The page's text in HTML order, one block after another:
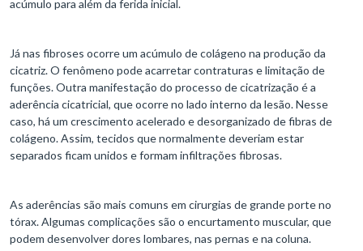
acúmulo para além da ferida inicial.
Já nas fibroses ocorre um acúmulo de colágeno na produção da
cicatriz. O fenômeno pode acarretar contraturas e limitação de
funções. Outra manifestação do processo de cicatrização é a
aderência cicatricial, que ocorre no lado interno da lesão. Nesse
caso, há um crescimento acelerado e desorganizado de fibras de
colágeno. Assim, tecidos que normalmente deveriam estar
separados ficam unidos e formam infiltrações fibrosas.
As aderências são mais comuns em cirurgias de grande porte no
tórax. Algumas complicações são o encurtamento muscular, que
podem desenvolver dores lombares, nas pernas e na coluna.